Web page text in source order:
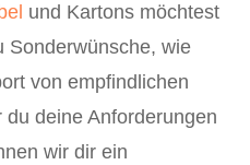
und Kartons möchtest
Sonderwünsche, wie
von empfindlichen
deine Anforderungen
wir dir ein